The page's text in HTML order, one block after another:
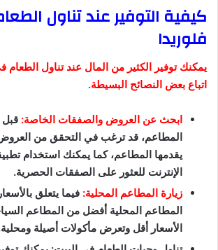
كيفية التوفير عند تناول
فلوريدا
يمكنك توفير الكثير من المال عند تناول الطعام
اتباع بعض النصائح البسيطة.
ابحث عن العروض والصفقات الخاصة: قبل
المطاعم، قد ترغب في التحقق من
يقدمها المطاعم، كما يمكنك استخدام
الإنترنت للعثور على الصفقات الحصرية.
زيارة المطاعم المحلية: فيما يتعلق
المطاعم المحلية أفضل من المطاعم
الأسعار أقل وتعرض مأكولات أصيلة